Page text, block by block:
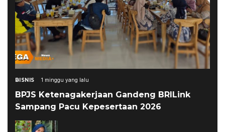
BISNIS 1 minggu yang lalu
BPJS Ketenagakerjaan Gandeng BRILink
Sampang Pacu Kepesertaan 2026